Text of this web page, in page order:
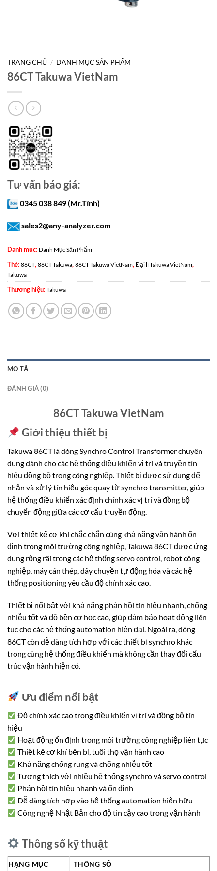
TRANG CHỦ / DANH MỤC SẢN PHẨM
86CT Takuwa VietNam
Tư vấn báo giá:
0345 038 849 (Mr.Tính)
sales2@any-analyzer.com
Danh mục: Danh Mục Sản Phẩm
Thẻ: 86CT, 86CT Takuwa, 86CT Takuwa VietNam, Đại lí Takuwa VietNam,
Takuwa
Thương hiệu: Takuwa
MÔ TẢ
ĐÁNH GIÁ (0)
86CT Takuwa VietNam
Giới thiệu thiết bị
Takuwa 86CT là dòng Synchro Control Transformer chuyên
dụng dành cho các hệ thống điều khiển vị trí và truyền tín
hiệu đồng bộ trong công nghiệp. Thiết bị được sử dụng để
nhận và xử lý tín hiệu góc quay từ synchro transmitter, giúp
hệ thống điều khiển xác định chính xác vị trí và đồng bộ
chuyển động giữa các cơ cấu truyền động.
Với thiết kế cơ khí chắc chắn cùng khả năng vận hành ổn
định trong môi trường công nghiệp, Takuwa 86CT được ứng
dụng rộng rãi trong các hệ thống servo control, robot công
nghiệp, máy cán thép, dây chuyền tự động hóa và các hệ
thống positioning yêu cầu độ chính xác cao.
Thiết bị nổi bật với khả năng phản hồi tín hiệu nhanh, chống
nhiễu tốt và độ bền cơ học cao, giúp đảm bảo hoạt động liên
tục cho các hệ thống automation hiện đại. Ngoài ra, dòng
86CT còn dễ dàng tích hợp với các thiết bị synchro khác
trong cùng hệ thống điều khiển mà không cần thay đổi cấu
trúc vận hành hiện có.
Ưu điểm nổi bật
Độ chính xác cao trong điều khiển vị trí và đồng bộ tín
hiệu
Hoạt động ổn định trong môi trường công nghiệp liên tục
Thiết kế cơ khí bền bỉ, tuổi thọ vận hành cao
Khả năng chống rung và chống nhiễu tốt
Tương thích với nhiều hệ thống synchro và servo control
Phản hồi tín hiệu nhanh và ổn định
Dễ dàng tích hợp vào hệ thống automation hiện hữu
Công nghệ Nhật Bản cho độ tin cậy cao trong vận hành
Thông số kỹ thuật
HẠNG MỤC THÔNG SỐ